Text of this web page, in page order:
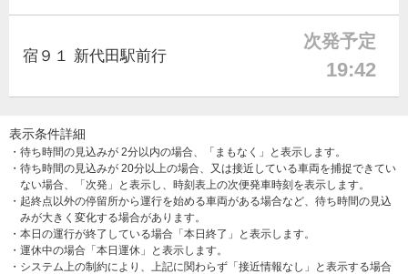
宿９１ 新代田駅前行
次発予定
19:42
表示条件詳細
・待ち時間の見込みが 2分以内の場合、「まもなく」と表示します。
・待ち時間の見込みが 20分以上の場合、又は接近している車両を捕捉できてい
ない場合、「次発」と表示し、時刻表上の次便発車時刻を表示します。
・起終点以外の停留所から運行を始める車両がある場合など、待ち時間の見込
みが大きく変化する場合があります。
・本日の運行が終了している場合「本日終了」と表示します。
・運休中の場合「本日運休」と表示します。
・システム上の制約により、上記に関わらず「接近情報なし」と表示する場合